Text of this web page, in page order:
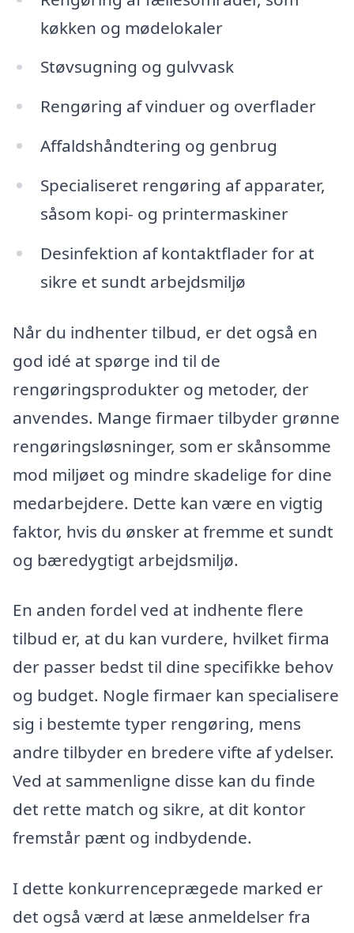
køkken og mødelokaler
Støvsugning og gulvvask
Rengøring af vinduer og overflader
Affaldshåndtering og genbrug
Specialiseret rengøring af apparater,
såsom kopi- og printermaskiner
Desinfektion af kontaktflader for at
sikre et sundt arbejdsmiljø
Når du indhenter tilbud, er det også en
god idé at spørge ind til de
rengøringsprodukter og metoder, der
anvendes. Mange firmaer tilbyder grønne
rengøringsløsninger, som er skånsomme
mod miljøet og mindre skadelige for dine
medarbejdere. Dette kan være en vigtig
faktor, hvis du ønsker at fremme et sundt
og bæredygtigt arbejdsmiljø.
En anden fordel ved at indhente flere
tilbud er, at du kan vurdere, hvilket firma
der passer bedst til dine specifikke behov
og budget. Nogle firmaer kan specialisere
sig i bestemte typer rengøring, mens
andre tilbyder en bredere vifte af ydelser.
Ved at sammenligne disse kan du finde
det rette match og sikre, at dit kontor
fremstår pænt og indbydende.
I dette konkurrenceprægede marked er
det også værd at læse anmeldelser fra